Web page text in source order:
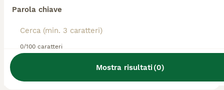
Parola chiave
0/100 caratteri
Mostra risultati(0)
Abbiamo trovato 0 Allevamento di Setter
Gordon, Portici.